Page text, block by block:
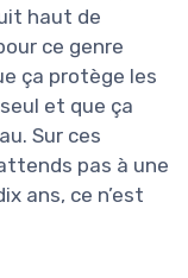
haut de
ce genre
ça protège les
et que ça
Sur ces
pas à une
ans, ce n’est